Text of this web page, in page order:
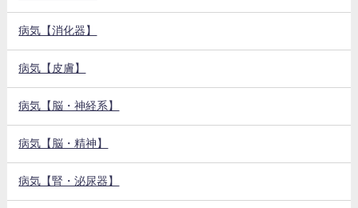
病気【消化器】
病気【皮膚】
病気【脳・神経系】
病気【脳・精神】
病気【腎・泌尿器】